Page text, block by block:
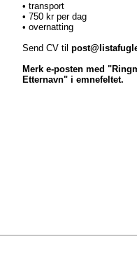
• transport
• 750 kr per dag
• overnatting
Send CV til
Merk e-posten med
Etternavn" i emnefeltet.